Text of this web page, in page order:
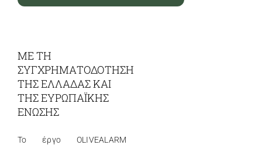
ΜΕ ΤΗ
ΣΥΓΧΡΗΜΑΤΟΔΟΤΗΣΗ
ΤΗΣ ΕΛΛΑΔΑΣ ΚΑΙ
ΤΗΣ ΕΥΡΩΠΑΪΚΗΣ
ΕΝΩΣΗΣ
Το έργο OLIVEALARM